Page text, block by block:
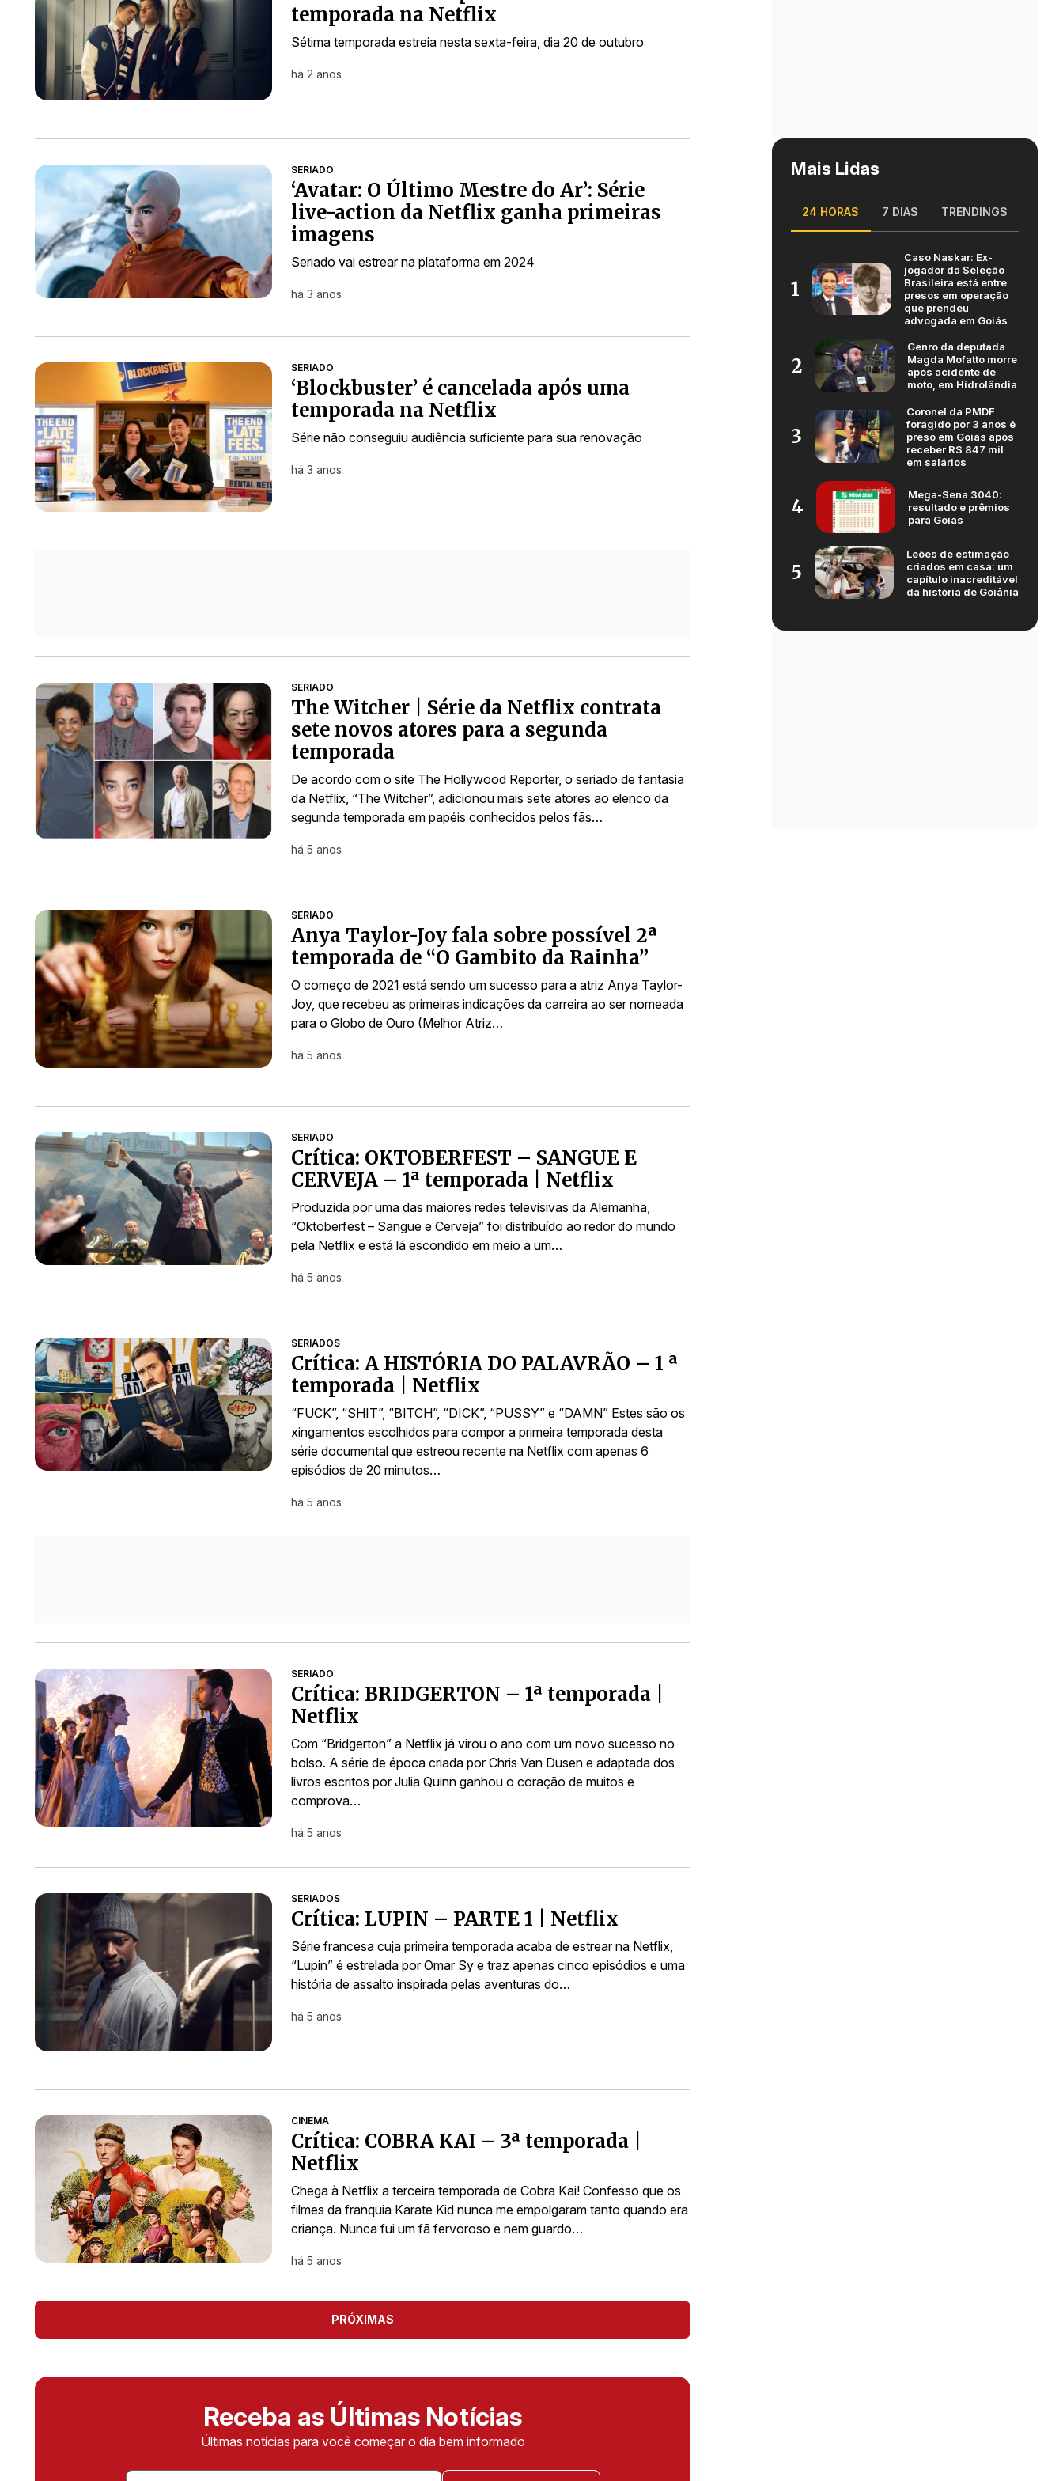
temporada na Netflix
Sétima temporada estreia nesta sexta-feira, dia 20 de outubro
há 2 anos
SERIADO
‘Avatar: O Último Mestre do Ar’: Série
live-action da Netflix ganha primeiras
imagens
Seriado vai estrear na plataforma em 2024
há 3 anos
SERIADO
‘Blockbuster’ é cancelada após uma
temporada na Netflix
Série não conseguiu audiência suficiente para sua renovação
há 3 anos
SERIADO
The Witcher | Série da Netflix contrata
sete novos atores para a segunda
temporada
De acordo com o site The Hollywood Reporter, o seriado de fantasia
da Netflix, “The Witcher”, adicionou mais sete atores ao elenco da
segunda temporada em papéis conhecidos pelos fãs…
há 5 anos
SERIADO
Anya Taylor-Joy fala sobre possível 2ª
temporada de “O Gambito da Rainha”
O começo de 2021 está sendo um sucesso para a atriz Anya Taylor-
Joy, que recebeu as primeiras indicações da carreira ao ser nomeada
para o Globo de Ouro (Melhor Atriz…
há 5 anos
SERIADO
Crítica: OKTOBERFEST – SANGUE E
CERVEJA – 1ª temporada | Netflix
Produzida por uma das maiores redes televisivas da Alemanha,
“Oktoberfest – Sangue e Cerveja” foi distribuído ao redor do mundo
pela Netflix e está lá escondido em meio a um…
há 5 anos
SERIADOS
Crítica: A HISTÓRIA DO PALAVRÃO – 1 ª
temporada | Netflix
“FUCK”, “SHIT”, “BITCH”, “DICK”, “PUSSY” e “DAMN” Estes são os
xingamentos escolhidos para compor a primeira temporada desta
série documental que estreou recente na Netflix com apenas 6
episódios de 20 minutos…
há 5 anos
SERIADO
Crítica: BRIDGERTON – 1ª temporada |
Netflix
Com “Bridgerton” a Netflix já virou o ano com um novo sucesso no
bolso. A série de época criada por Chris Van Dusen e adaptada dos
livros escritos por Julia Quinn ganhou o coração de muitos e
comprova…
há 5 anos
SERIADOS
Crítica: LUPIN – PARTE 1 | Netflix
Série francesa cuja primeira temporada acaba de estrear na Netflix,
“Lupin” é estrelada por Omar Sy e traz apenas cinco episódios e uma
história de assalto inspirada pelas aventuras do…
há 5 anos
CINEMA
Crítica: COBRA KAI – 3ª temporada |
Netflix
Chega à Netflix a terceira temporada de Cobra Kai! Confesso que os
filmes da franquia Karate Kid nunca me empolgaram tanto quando era
criança. Nunca fui um fã fervoroso e nem guardo…
há 5 anos
PRÓXIMAS
Receba as Últimas Notícias
Últimas notícias para você começar o dia bem informado
Mais Lidas
24 HORAS 7 DIAS TRENDINGS
1
Caso Naskar: Ex-
jogador da Seleção
Brasileira está entre
presos em operação
que prendeu
advogada em Goiás
2
Genro da deputada
Magda Mofatto morre
após acidente de
moto, em Hidrolândia
3
Coronel da PMDF
foragido por 3 anos é
preso em Goiás após
receber R$ 847 mil
em salários
4
Mega-Sena 3040:
resultado e prêmios
para Goiás
5
Leões de estimação
criados em casa: um
capítulo inacreditável
da história de Goiânia